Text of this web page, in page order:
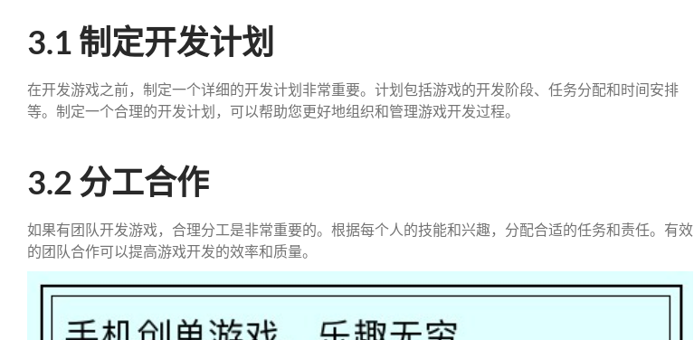
3.1 制定开发计划
在开发游戏之前，制定一个详细的开发计划非常重要。计划包括游戏的开发阶段、任务分配和时间安排
等。制定一个合理的开发计划，可以帮助您更好地组织和管理游戏开发过程。
3.2 分工合作
如果有团队开发游戏，合理分工是非常重要的。根据每个人的技能和兴趣，分配合适的任务和责任。有效
的团队合作可以提高游戏开发的效率和质量。